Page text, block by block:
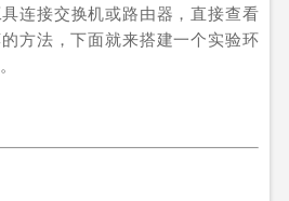
连接交换机或路由器，直接查看
方法，下面就来搭建一个实验环